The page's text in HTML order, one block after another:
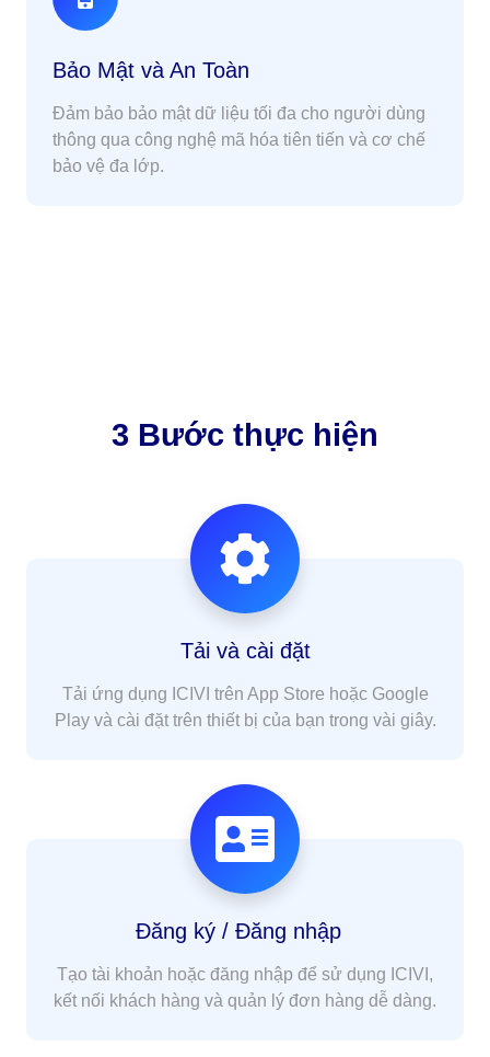
Bảo Mật và An Toàn
Đảm bảo bảo mật dữ liệu tối đa cho người dùng
thông qua công nghệ mã hóa tiên tiến và cơ chế
bảo vệ đa lớp.
3 Bước thực hiện
Tải và cài đặt
Tải ứng dụng ICIVI trên App Store hoặc Google
Play và cài đặt trên thiết bị của bạn trong vài giây.
Đăng ký / Đăng nhập
Tạo tài khoản hoặc đăng nhập để sử dụng ICIVI,
kết nối khách hàng và quản lý đơn hàng dễ dàng.